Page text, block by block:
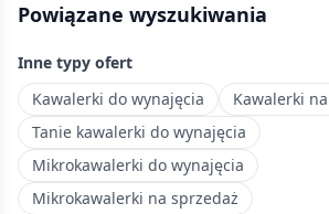
Zachodnia
Warszawy
z
przemysłową
historią
i
nowymi
Powiązane wyszukiwania
Inne typy ofert
Kawalerki do wynajęcia
Kawalerki
Tanie kawalerki do wynajęcia
Mikrokawalerki do wynajęcia
Mikrokawalerki na sprzedaż